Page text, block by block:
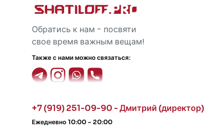
Обратись к нам - посвяти
свое время важным вещам!
Также с нами можно связаться:
+7 (919) 251-09-90 - Дмитрий (директор)
Ежедневно 10:00 - 20:00